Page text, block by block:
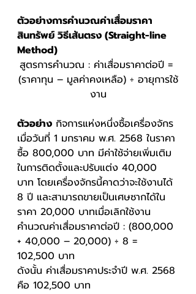
ตัวอย่างการคำนวณค่าเสื่อมราคา
สินทรัพย์ วิธีเส้นตรง (Straight-line
Method)
สูตรการคำนวณ : ค่าเสื่อมราคาต่อปี =
(ราคาทุน – มูลค่าคงเหลือ) ÷ อายุการใช้
งาน
ตัวอย่าง กิจการแห่งหนึ่งซื้อเครื่องจักร
เมื่อวันที่ 1 มกราคม พ.ศ. 2568 ในราคา
ซื้อ 800,000 บาท มีค่าใช้จ่ายเพิ่มเติม
ในการติดตั้งและปรับแต่ง 40,000
บาท โดยเครื่องจักรนี้คาดว่าจะใช้งานได้
8 ปี และสามารถขายเป็นเศษซากได้ใน
ราคา 20,000 บาทเมื่อเลิกใช้งาน
คำนวณค่าเสื่อมราคาต่อปี : (800,000
+ 40,000 – 20,000) ÷ 8 =
102,500 บาท
ดังนั้น ค่าเสื่อมราคาประจำปี พ.ศ. 2568
คือ 102,500 บาท